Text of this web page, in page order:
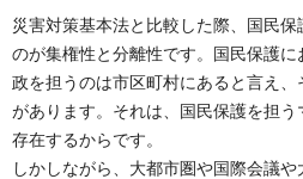
災害対策基本法と比較した際、国民
のが集権性と分離性です。国民保護
政を担うのは市区町村にあると言え
があります。それは、国民保護を担
存在するからです。
しかしながら、大都市圏や国際会議